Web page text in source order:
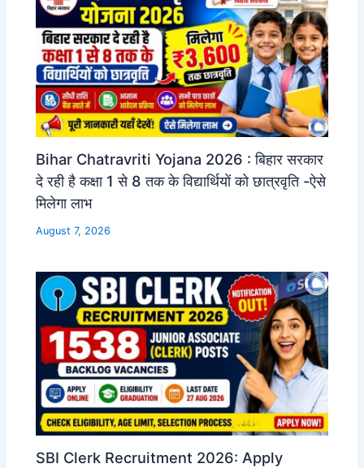
Bihar Chatravriti Yojana 2026 : बिहार सरकार
दे रही है कक्षा 1 से 8 तक के विद्यार्थियों को छात्रवृति -ऐसे
मिलेगा लाभ
August 7, 2026
SBI Clerk Recruitment 2026: Apply